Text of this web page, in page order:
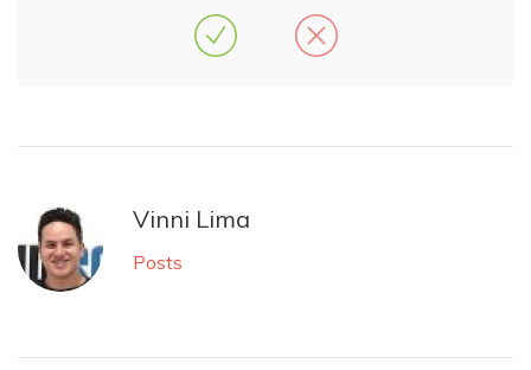
Vinni Lima
Posts